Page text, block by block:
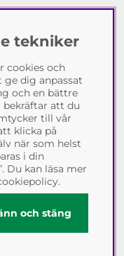
att möblera
med
hjälpa just dig att
oss och berätta
tekniker
cookies och
dig anpassat
och en bättre
bekräftar att du
till vår
klicka på
när som helst
i din
Du kan läsa mer
.
och stäng